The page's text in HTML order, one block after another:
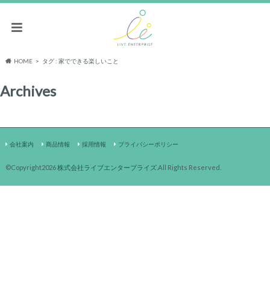
HOME タグ : 家でできる楽しいこと
Archives
会社案内 商品情報 採用情報 プライバシーポリシー
©Copyright2026株式会社ライブエンタープライズ.All Rights Reserved.